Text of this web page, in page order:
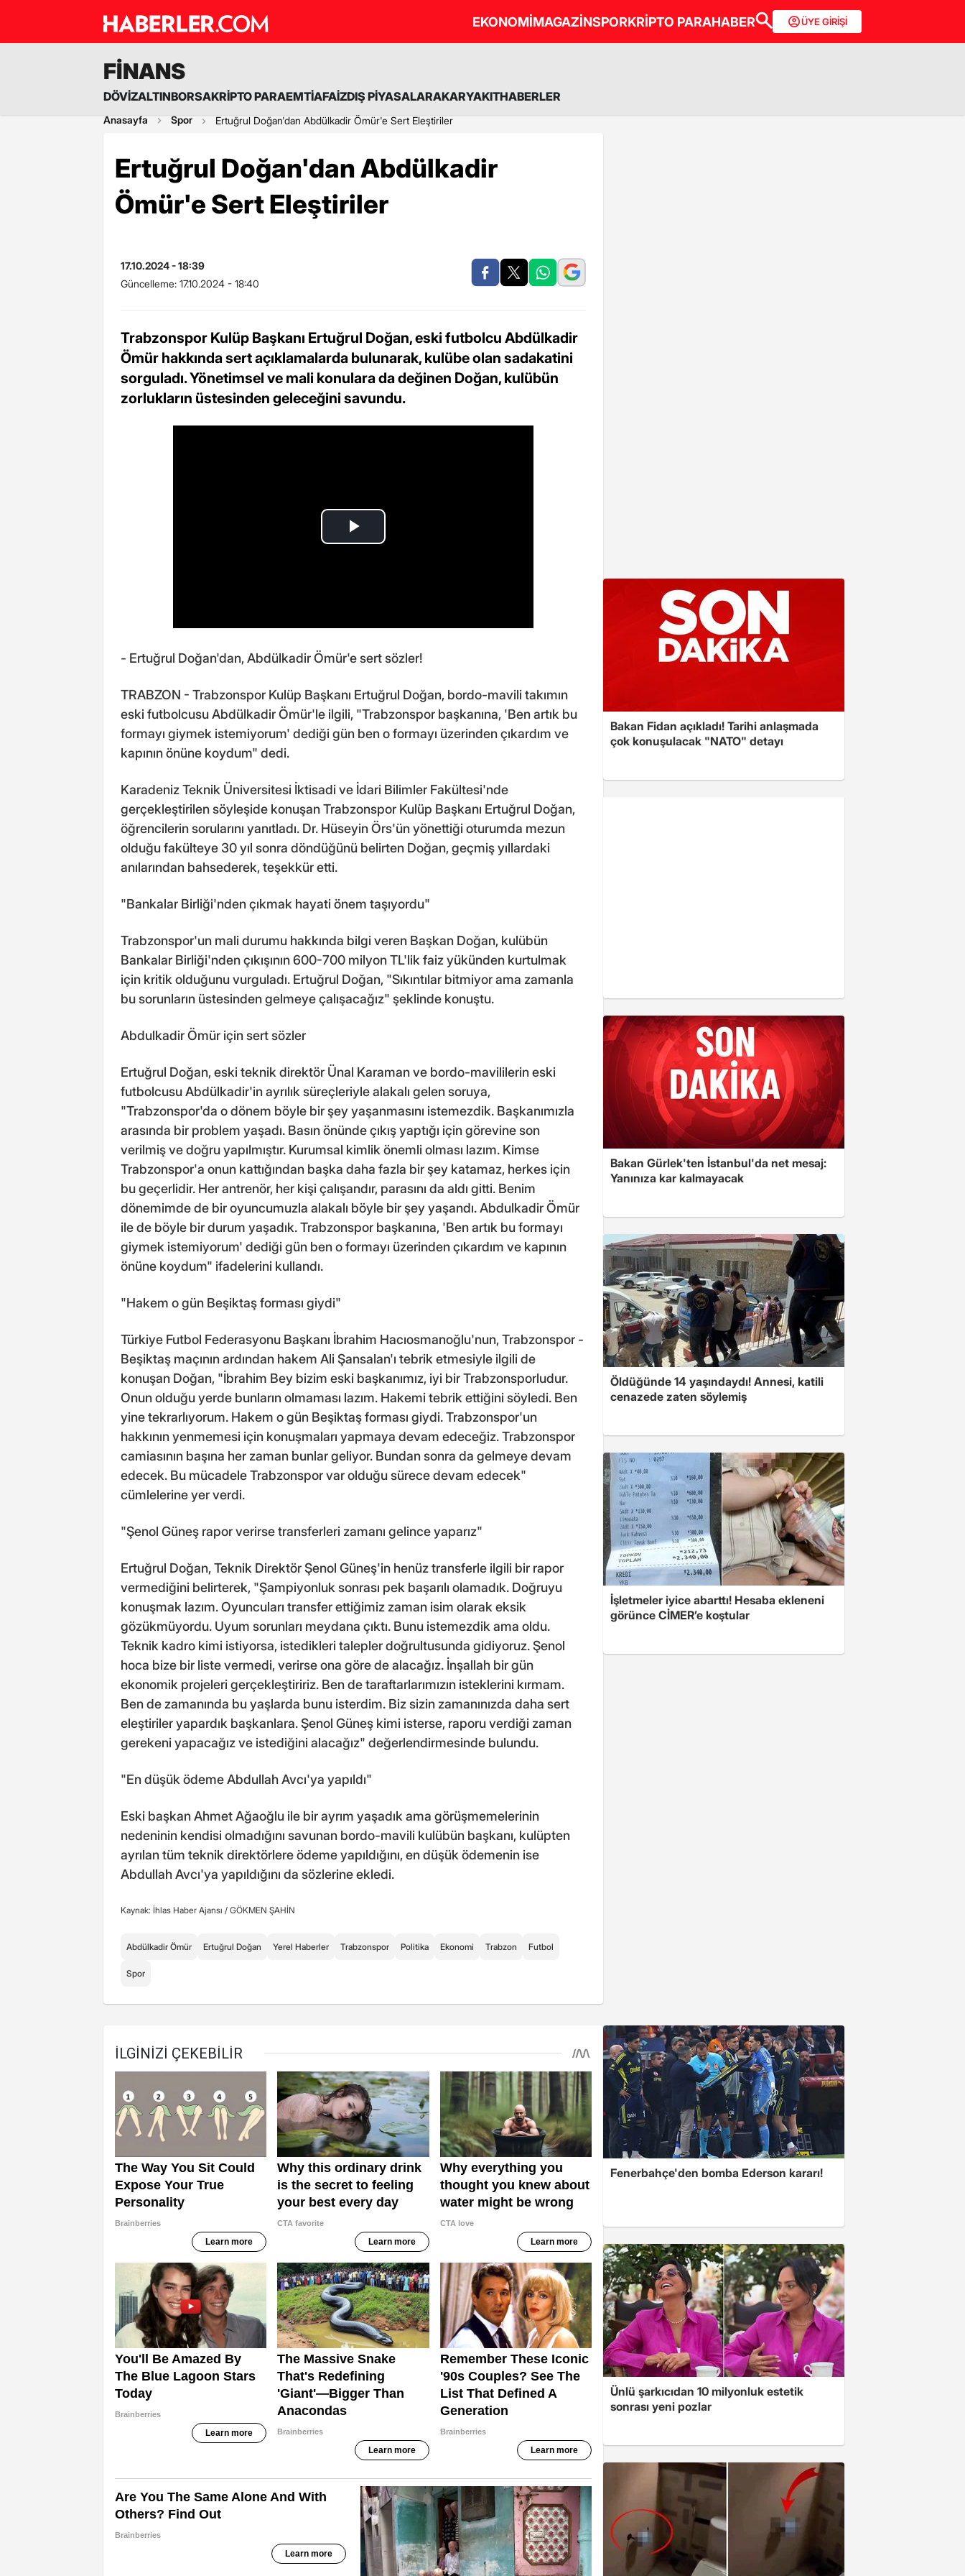
EKONOMİMAGAZİNSPORKRİPTO PARAHABER ÜYE GİRİŞİ
FİNANS
DÖVİZALTINBORSAKRİPTO PARAEMTİAFAİZDIŞ PİYASALARAKARYAKITHABERLER
Anasayfa Spor Ertuğrul Doğan'dan Abdülkadir Ömür'e Sert Eleştiriler
Ertuğrul Doğan'dan Abdülkadir
Ömür'e Sert Eleştiriler
17.10.2024 - 18:39
Güncelleme: 17.10.2024 - 18:40
Trabzonspor Kulüp Başkanı Ertuğrul Doğan, eski futbolcu Abdülkadir
Ömür hakkında sert açıklamalarda bulunarak, kulübe olan sadakatini
sorguladı. Yönetimsel ve mali konulara da değinen Doğan, kulübün
zorlukların üstesinden geleceğini savundu.
- Ertuğrul Doğan'dan, Abdülkadir Ömür'e sert sözler!
TRABZON - Trabzonspor Kulüp Başkanı Ertuğrul Doğan, bordo-mavili takımın
eski futbolcusu Abdülkadir Ömür'le ilgili, "Trabzonspor başkanına, 'Ben artık bu
formayı giymek istemiyorum' dediği gün ben o formayı üzerinden çıkardım ve
kapının önüne koydum" dedi.
Karadeniz Teknik Üniversitesi İktisadi ve İdari Bilimler Fakültesi'nde
gerçekleştirilen söyleşide konuşan Trabzonspor Kulüp Başkanı Ertuğrul Doğan,
öğrencilerin sorularını yanıtladı. Dr. Hüseyin Örs'ün yönettiği oturumda mezun
olduğu fakülteye 30 yıl sonra döndüğünü belirten Doğan, geçmiş yıllardaki
anılarından bahsederek, teşekkür etti.
"Bankalar Birliği'nden çıkmak hayati önem taşıyordu"
Trabzonspor'un mali durumu hakkında bilgi veren Başkan Doğan, kulübün
Bankalar Birliği'nden çıkışının 600-700 milyon TL'lik faiz yükünden kurtulmak
için kritik olduğunu vurguladı. Ertuğrul Doğan, "Sıkıntılar bitmiyor ama zamanla
bu sorunların üstesinden gelmeye çalışacağız" şeklinde konuştu.
Abdulkadir Ömür için sert sözler
Ertuğrul Doğan, eski teknik direktör Ünal Karaman ve bordo-mavililerin eski
futbolcusu Abdülkadir'in ayrılık süreçleriyle alakalı gelen soruya,
"Trabzonspor'da o dönem böyle bir şey yaşanmasını istemezdik. Başkanımızla
arasında bir problem yaşadı. Basın önünde çıkış yaptığı için görevine son
verilmiş ve doğru yapılmıştır. Kurumsal kimlik önemli olması lazım. Kimse
Trabzonspor'a onun kattığından başka daha fazla bir şey katamaz, herkes için
bu geçerlidir. Her antrenör, her kişi çalışandır, parasını da aldı gitti. Benim
dönemimde de bir oyuncumuzla alakalı böyle bir şey yaşandı. Abdulkadir Ömür
ile de böyle bir durum yaşadık. Trabzonspor başkanına, 'Ben artık bu formayı
giymek istemiyorum' dediği gün ben o formayı üzerinden çıkardım ve kapının
önüne koydum" ifadelerini kullandı.
"Hakem o gün Beşiktaş forması giydi"
Türkiye Futbol Federasyonu Başkanı İbrahim Hacıosmanoğlu'nun, Trabzonspor -
Beşiktaş maçının ardından hakem Ali Şansalan'ı tebrik etmesiyle ilgili de
konuşan Doğan, "İbrahim Bey bizim eski başkanımız, iyi bir Trabzonsporludur.
Onun olduğu yerde bunların olmaması lazım. Hakemi tebrik ettiğini söyledi. Ben
yine tekrarlıyorum. Hakem o gün Beşiktaş forması giydi. Trabzonspor'un
hakkının yenmemesi için konuşmaları yapmaya devam edeceğiz. Trabzonspor
camiasının başına her zaman bunlar geliyor. Bundan sonra da gelmeye devam
edecek. Bu mücadele Trabzonspor var olduğu sürece devam edecek"
cümlelerine yer verdi.
"Şenol Güneş rapor verirse transferleri zamanı gelince yaparız"
Ertuğrul Doğan, Teknik Direktör Şenol Güneş'in henüz transferle ilgili bir rapor
vermediğini belirterek, "Şampiyonluk sonrası pek başarılı olamadık. Doğruyu
konuşmak lazım. Oyuncuları transfer ettiğimiz zaman isim olarak eksik
gözükmüyordu. Uyum sorunları meydana çıktı. Bunu istemezdik ama oldu.
Teknik kadro kimi istiyorsa, istedikleri talepler doğrultusunda gidiyoruz. Şenol
hoca bize bir liste vermedi, verirse ona göre de alacağız. İnşallah bir gün
ekonomik projeleri gerçekleştiririz. Ben de taraftarlarımızın isteklerini kırmam.
Ben de zamanında bu yaşlarda bunu isterdim. Biz sizin zamanınızda daha sert
eleştiriler yapardık başkanlara. Şenol Güneş kimi isterse, raporu verdiği zaman
gerekeni yapacağız ve istediğini alacağız" değerlendirmesinde bulundu.
"En düşük ödeme Abdullah Avcı'ya yapıldı"
Eski başkan Ahmet Ağaoğlu ile bir ayrım yaşadık ama görüşmemelerinin
nedeninin kendisi olmadığını savunan bordo-mavili kulübün başkanı, kulüpten
ayrılan tüm teknik direktörlere ödeme yapıldığını, en düşük ödemenin ise
Abdullah Avcı'ya yapıldığını da sözlerine ekledi.
Kaynak: İhlas Haber Ajansı / GÖKMEN ŞAHİN
Abdülkadir Ömür Ertuğrul Doğan Yerel Haberler Trabzonspor Politika Ekonomi Trabzon Futbol
Spor
Bakan Fidan açıkladı! Tarihi anlaşmada
çok konuşulacak "NATO" detayı
Bakan Gürlek'ten İstanbul'da net mesaj:
Yanınıza kar kalmayacak
Öldüğünde 14 yaşındaydı! Annesi, katili
cenazede zaten söylemiş
İşletmeler iyice abarttı! Hesaba ekleneni
görünce CİMER’e koştular
Fenerbahçe'den bomba Ederson kararı!
Ünlü şarkıcıdan 10 milyonluk estetik
sonrası yeni pozlar